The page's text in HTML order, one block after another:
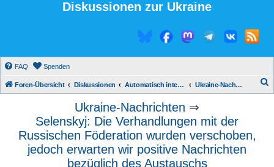
Diskussionen zur Ukraine
FAQ Spenden
Foren-Übersicht Diskussionen Automatisch integrierte Medienberichte Ukraine-Nachrichten
Ukraine-Nachrichten ⇒
Selenskyj: Die Verhandlungen mit der
Russischen Föderation wurden verschoben,
jedoch erwarten wir positive Nachrichten
bezüglich des Austauschs